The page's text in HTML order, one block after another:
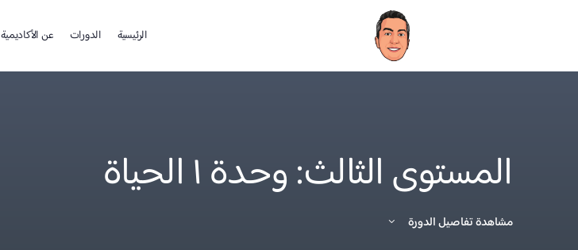
الرئيسية الدورات عن الأكاديمية
المستوى الثالث: وحدة ١ الحياة
مشاهدة تفاصيل الدورة